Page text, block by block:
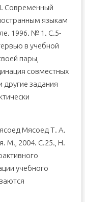
Современный
языкам
1996. № 1. С.5-
в учебной
пары,
совместных
другие задания
Мясоед Т. А.
М., 2004. С.25., Н.
учебного